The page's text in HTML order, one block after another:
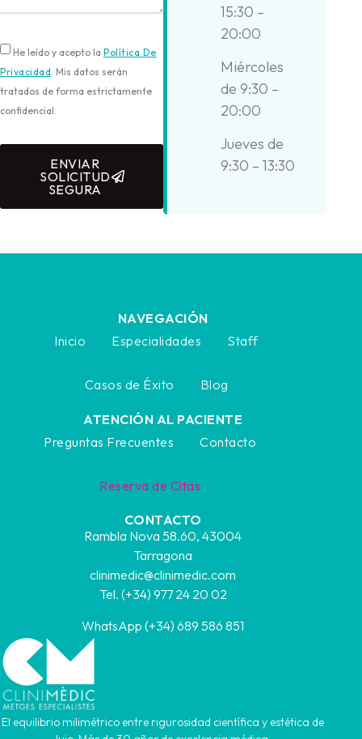
He leído y acepto la Política De
Privacidad. Mis datos serán
tratados de forma estrictamente
confidencial.
ENVIAR
SOLICITUD
SEGURA
15:30 –
20:00
Miércoles
de 9:30 –
20:00
Jueves de
9:30 – 13:30
El equilibrio milimétrico entre rigurosidad científica y estética de
NAVEGACIÓN
Inicio
Especialidades Staff
Casos de Éxito Blog
ATENCIÓN AL PACIENTE
Preguntas Frecuentes
Contacto
Reserva de Citas
CONTACTO
Rambla Nova 58.60, 43004
Tarragona
clinimedic@clinimedic.com
Tel. (+34) 977 24 20 02
WhatsApp (+34) 689 586 851